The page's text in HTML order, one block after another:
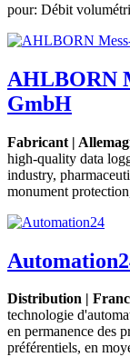
pour: Débit
AHLBORN
GmbH
Fabricant |
high-quality data
industry,
monument
Distribution |
technologie
en permanence des
préférentiels, en